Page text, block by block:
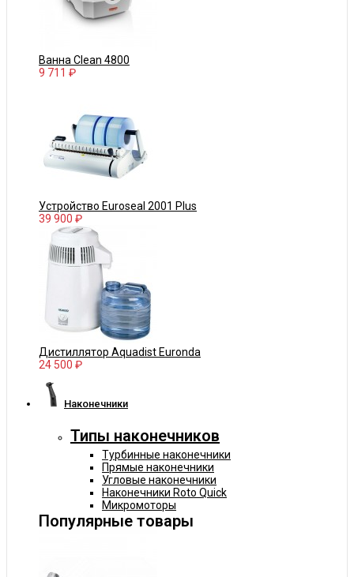
Ванна Clean 4800
9 711 ₽
Устройство Euroseal 2001 Plus
39 900 ₽
Дистиллятор Aquadist Euronda
24 500 ₽
Наконечники
Типы наконечников
Турбинные наконечники
Прямые наконечники
Угловые наконечники
Наконечники Roto Quick
Микромоторы
Популярные товары